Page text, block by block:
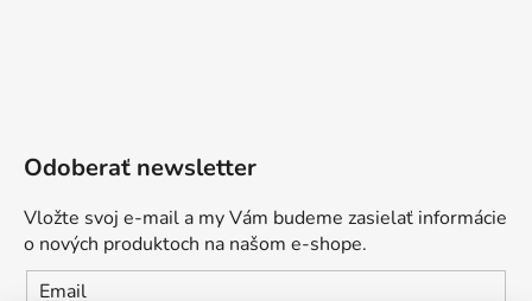
Odoberať newsletter
Vložte svoj e-mail a my Vám budeme zasielať informácie
o nových produktoch na našom e-shope.
Email